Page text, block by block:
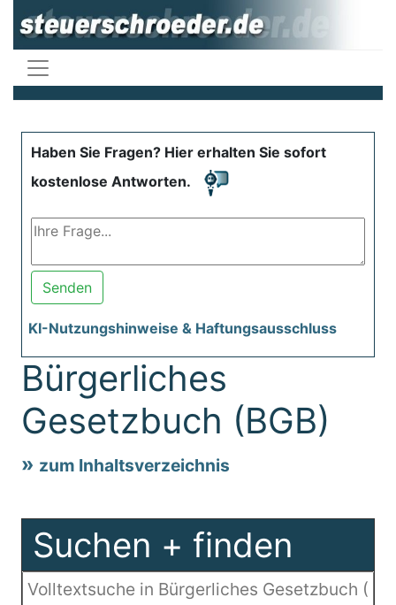
Haben Sie Fragen? Hier erhalten Sie sofort
kostenlose Antworten.
Senden
KI-Nutzungshinweise & Haftungsausschluss
Bürgerliches
Gesetzbuch (BGB)
zum Inhaltsverzeichnis
Suchen + finden